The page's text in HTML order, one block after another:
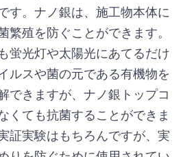
す。ナノ銀は、施工物本体に
殖を防ぐことができます。
蛍光灯や太陽光にあてるだけ
ルスや菌の元である有機物を
できますが、ナノ銀トップコ
くても抗菌することができま
証実験はもちろんですが、実